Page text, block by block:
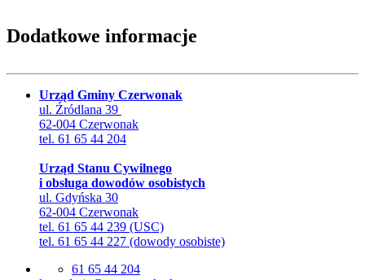
Dodatkowe informacje
Urząd Gminy Czerwonak
ul. Źródlana 39
62-004 Czerwonak
tel. 61 65 44 204
Urząd Stanu Cywilnego
i obsługa dowodów osobistych
ul. Gdyńska 30
62-004 Czerwonak
tel. 61 65 44 239 (USC)
tel. 61 65 44 227 (dowody osobiste)
61 65 44 204